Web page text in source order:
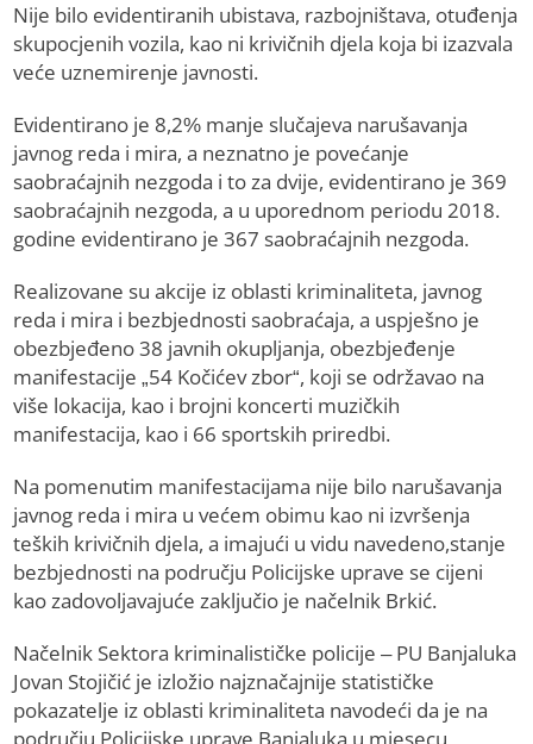
Nije bilo evidentiranih ubistava, razbojništava, otuđenja
skupocjenih vozila, kao ni krivičnih djela koja bi izazvala
veće uznemirenje javnosti.
Evidentirano je 8,2% manje slučajeva narušavanja
javnog reda i mira, a neznatno je povećanje
saobraćajnih nezgoda i to za dvije, evidentirano je 369
saobraćajnih nezgoda, a u uporednom periodu 2018.
godine evidentirano je 367 saobraćajnih nezgoda.
Realizovane su akcije iz oblasti kriminaliteta, javnog
reda i mira i bezbjednosti saobraćaja, a uspješno je
obezbjeđeno 38 javnih okupljanja, obezbjeđenje
manifestacije „54 Kočićev zbor“, koji se održavao na
više lokacija, kao i brojni koncerti muzičkih
manifestacija, kao i 66 sportskih priredbi.
Na pomenutim manifestacijama nije bilo narušavanja
javnog reda i mira u većem obimu kao ni izvršenja
teških krivičnih djela, a imajući u vidu navedeno,stanje
bezbjednosti na području Policijske uprave se cijeni
kao zadovoljavajuće zaključio je načelnik Brkić.
Načelnik Sektora kriminalističke policije – PU Banjaluka
Jovan Stojičić je izložio najznačajnije statističke
pokazatelje iz oblasti kriminaliteta navodeći da je na